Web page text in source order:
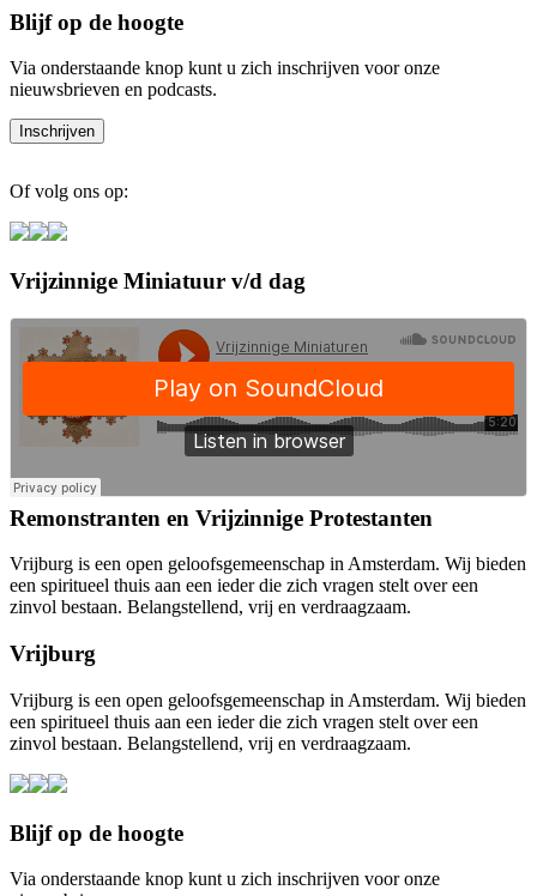
Blijf op de hoogte
Via onderstaande knop kunt u zich inschrijven voor onze
nieuwsbrieven en podcasts.
Of volg ons op:
Vrijzinnige Miniatuur v/d dag
Remonstranten en Vrijzinnige Protestanten
Vrijburg is een open geloofsgemeenschap in Amsterdam. Wij bieden
een spiritueel thuis aan een ieder die zich vragen stelt over een
zinvol bestaan. Belangstellend, vrij en verdraagzaam.
Vrijburg
Vrijburg is een open geloofsgemeenschap in Amsterdam. Wij bieden
een spiritueel thuis aan een ieder die zich vragen stelt over een
zinvol bestaan. Belangstellend, vrij en verdraagzaam.
Blijf op de hoogte
Via onderstaande knop kunt u zich inschrijven voor onze